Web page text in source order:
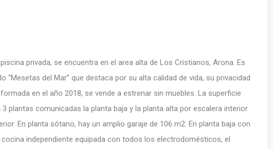
privada, se encuentra en el area alta de Los Cristianos, Arona. Es
“Mesetas del Mar” que destaca por su alta calidad de vida, su privacidad
en el año 2018, se vende a estrenar sin muebles. La superficie
plantas comunicadas la planta baja y la planta alta por escalera interior
En planta sótano, hay un amplio garaje de 106 m2. En planta baja con
independiente equipada con todos los electrodomésticos, el